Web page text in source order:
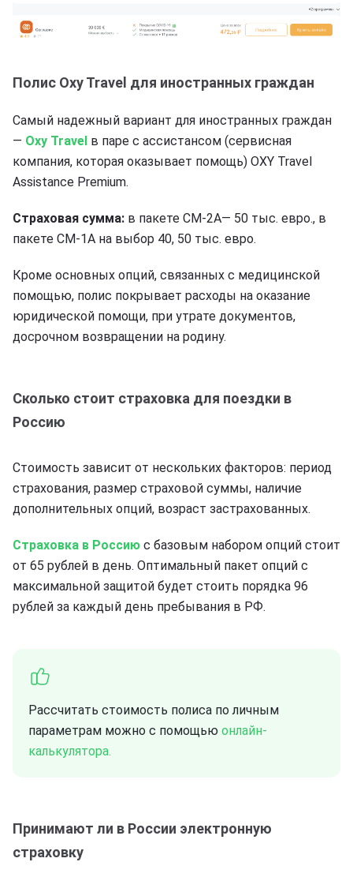
Полис Oxy Travel для иностранных граждан
Самый надежный вариант для иностранных граждан
— Oxy Travel в паре с ассистансом (сервисная
компания, которая оказывает помощь) OXY Travel
Assistance Premium.
Страховая сумма: в пакете СМ-2A— 50 тыс. евро., в
пакете СМ-1A на выбор 40, 50 тыс. евро.
Кроме основных опций, связанных с медицинской
помощью, полис покрывает расходы на оказание
юридической помощи, при утрате документов,
досрочном возвращении на родину.
Сколько стоит страховка для поездки в
Россию
Стоимость зависит от нескольких факторов: период
страхования, размер страховой суммы, наличие
дополнительных опций, возраст застрахованных.
Страховка в Россию с базовым набором опций стоит
от 65 рублей в день. Оптимальный пакет опций с
максимальной защитой будет стоить порядка 96
рублей за каждый день пребывания в РФ.
Рассчитать стоимость полиса по личным
параметрам можно с помощью онлайн-
калькулятора.
Принимают ли в России электронную
страховку